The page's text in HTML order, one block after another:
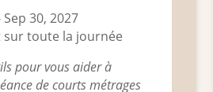
Sep 30, 2027
sur toute la journée
pour vous aider à
de courts métrages